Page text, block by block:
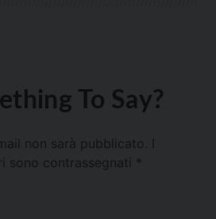
To Say?
non sarà pubblicato.
sono contrassegnati *